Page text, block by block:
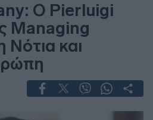
Ο Pierluigi
Managing
Νότια και